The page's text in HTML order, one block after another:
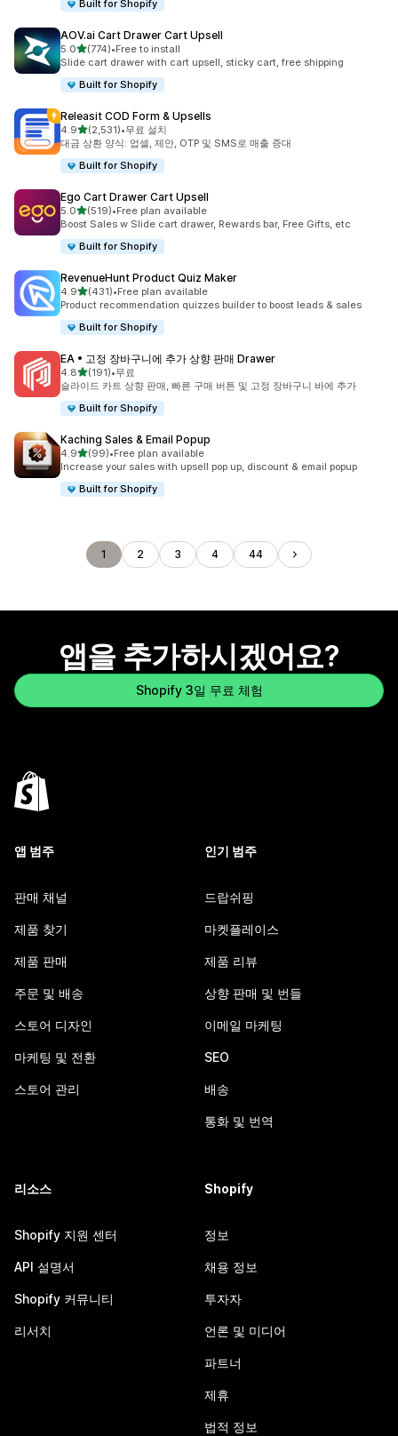
Built for Shopify
AOV.ai Cart Drawer Cart Upsell
5.0별 5개 중
(774)
총 리뷰 774개
•Free to install
Slide cart drawer with cart upsell, sticky cart, free shipping
Built for Shopify
Releasit COD Form & Upsells
4.9별 5개 중
(2,531)
총 리뷰 2531개
•무료 설치
대금 상환 양식: 업셀, 제안, OTP 및 SMS로 매출 증대
Built for Shopify
Ego Cart Drawer Cart Upsell
5.0별 5개 중
(519)
총 리뷰 519개
•Free plan available
Boost Sales w Slide cart drawer, Rewards bar, Free Gifts, etc
Built for Shopify
RevenueHunt Product Quiz Maker
4.9별 5개 중
(431)
총 리뷰 431개
•Free plan available
Product recommendation quizzes builder to boost leads & sales
Built for Shopify
EA • 고정 장바구니에 추가 상향 판매 Drawer
4.8별 5개 중
(191)
총 리뷰 191개
•무료
슬라이드 카트 상향 판매, 빠른 구매 버튼 및 고정 장바구니 바에 추가
Built for Shopify
Kaching Sales & Email Popup
4.9별 5개 중
(99)
총 리뷰 99개
•Free plan available
Increase your sales with upsell pop up, discount & email popup
Built for Shopify
1 2 3 4 44
앱을 추가하시겠어요?
Shopify 3일 무료 체험
앱 범주
판매 채널
제품 찾기
제품 판매
주문 및 배송
스토어 디자인
마케팅 및 전환
스토어 관리
인기 범주
드랍쉬핑
마켓플레이스
제품 리뷰
상향 판매 및 번들
이메일 마케팅
SEO
배송
통화 및 번역
리소스
Shopify 지원 센터
API 설명서
Shopify 커뮤니티
리서치
Shopify
정보
채용 정보
투자자
언론 및 미디어
파트너
제휴
법적 정보